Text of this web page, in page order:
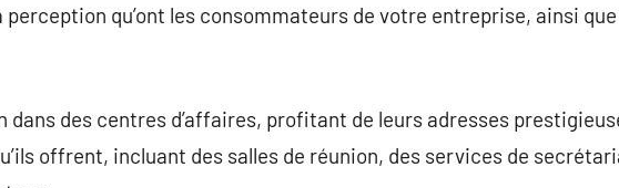
qu’ont les consommateurs de votre entreprise, ainsi
des centres d’affaires, profitant de leurs adresses
offrent, incluant des salles de réunion, des services de